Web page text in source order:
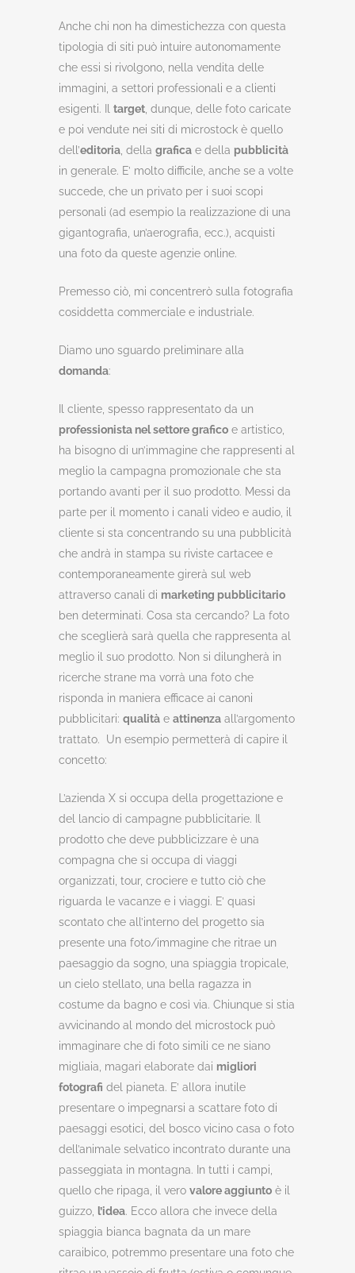
Anche chi non ha dimestichezza con questa
tipologia di siti può intuire autonomamente
che essi si rivolgono, nella vendita delle
immagini, a settori professionali e a clienti
esigenti. Il target , dunque, delle foto caricate
e poi vendute nei siti di microstock è quello
dell’editoria , della grafica e della pubblicità
in generale. E’ molto difficile, anche se a volte
succede, che un privato per i suoi scopi
personali (ad esempio la realizzazione di una
gigantografia, un’aerografia, ecc.), acquisti
una foto da queste agenzie online.
Premesso ciò, mi concentrerò sulla fotografia
cosiddetta commerciale e industriale.
Diamo uno sguardo preliminare alla
domanda:
Il cliente, spesso rappresentato da un
professionista nel settore grafico e artistico,
ha bisogno di un’immagine che rappresenti al
meglio la campagna promozionale che sta
portando avanti per il suo prodotto. Messi da
parte per il momento i canali video e audio, il
cliente si sta concentrando su una pubblicità
che andrà in stampa su riviste cartacee e
contemporaneamente girerà sul web
attraverso canali di marketing pubblicitario
ben determinati. Cosa sta cercando? La foto
che sceglierà sarà quella che rappresenta al
meglio il suo prodotto. Non si dilungherà in
ricerche strane ma vorrà una foto che
risponda in maniera efficace ai canoni
pubblicitari: qualità e attinenza all’argomento
trattato. Un esempio permetterà di capire il
concetto:
L’azienda X si occupa della progettazione e
del lancio di campagne pubblicitarie. Il
prodotto che deve pubblicizzare è una
compagna che si occupa di viaggi
organizzati, tour, crociere e tutto ciò che
riguarda le vacanze e i viaggi. E’ quasi
scontato che all’interno del progetto sia
presente una foto/immagine che ritrae un
paesaggio da sogno, una spiaggia tropicale,
un cielo stellato, una bella ragazza in
costume da bagno e così via. Chiunque si stia
avvicinando al mondo del microstock può
immaginare che di foto simili ce ne siano
migliaia, magari elaborate dai migliori
fotografi del pianeta. E’ allora inutile
presentare o impegnarsi a scattare foto di
paesaggi esotici, del bosco vicino casa o foto
dell’animale selvatico incontrato durante una
passeggiata in montagna. In tutti i campi,
quello che ripaga, il vero valore aggiunto è il
guizzo, l’idea. Ecco allora che invece della
spiaggia bianca bagnata da un mare
caraibico, potremmo presentare una foto che